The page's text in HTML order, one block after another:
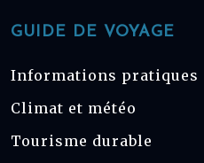
GUIDE DE VOYAGE
Informations pratiques
Climat et météo
Tourisme durable